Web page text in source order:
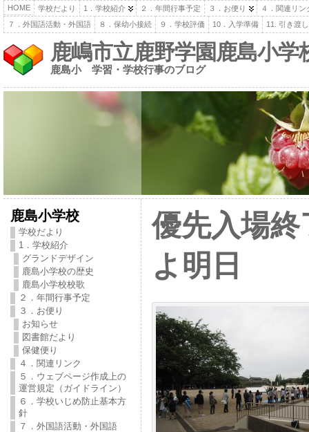
HOME 学校だより 1．学校紹介 ２．年間行事予定 ３．お便り
４．関連リン
７．外国語活動・外国語
８．保幼小接続 ９．学校評価 10．入学準備 11. 引き渡
鹿嶋市立鹿野学園鹿島小学
鹿島小 学習・学校行事のブログ
鹿島小学校
学校だより
1．学校紹介
グランドデザイン
鹿島小学校の歴史
鹿島小学校校歌
２．年間行事予定
３．お便り
お知らせ
図書館だより
保健便り
４．関連リンク
５．ウェブページ作成上の
運営規定（ガイドライン）
６．学校いじめ防止基本方
針
７．外国語活動・外国語
優先入場
よ明日